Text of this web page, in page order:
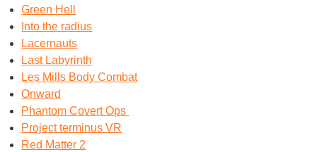
Green Hell
Into the radius
Lacernauts
Last Labyrinth
Les Mills Body Combat
Onward
Phantom Covert Ops
Project terminus VR
Red Matter 2